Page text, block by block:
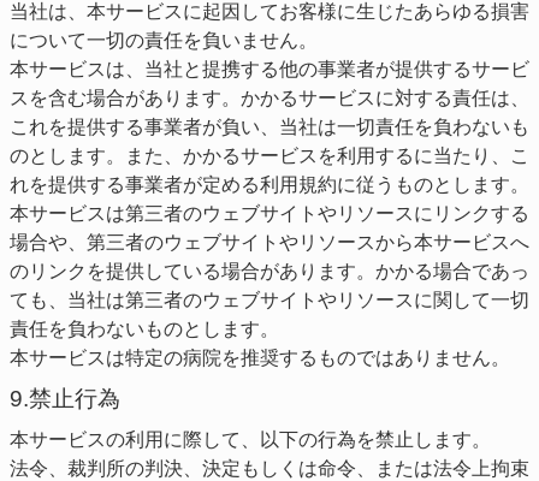
当社は、本サービスに起因してお客様に生じたあらゆる損害
について一切の責任を負いません。
本サービスは、当社と提携する他の事業者が提供するサービ
スを含む場合があります。かかるサービスに対する責任は、
これを提供する事業者が負い、当社は一切責任を負わないも
のとします。また、かかるサービスを利用するに当たり、こ
れを提供する事業者が定める利用規約に従うものとします。
本サービスは第三者のウェブサイトやリソースにリンクする
場合や、第三者のウェブサイトやリソースから本サービスへ
のリンクを提供している場合があります。かかる場合であっ
ても、当社は第三者のウェブサイトやリソースに関して一切
責任を負わないものとします。
本サービスは特定の病院を推奨するものではありません。
9.禁止行為
本サービスの利用に際して、以下の行為を禁止します。
法令、裁判所の判決、決定もしくは命令、または法令上拘束